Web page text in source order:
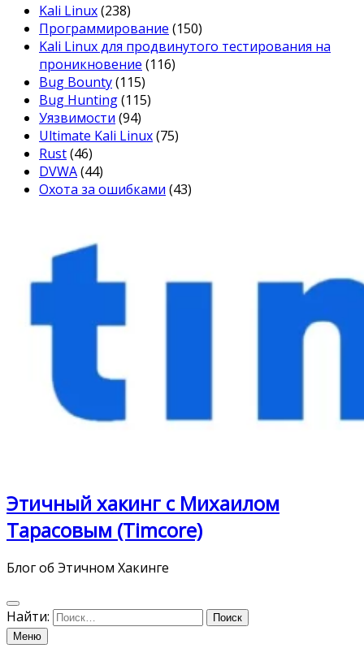
Kali Linux(238)
Программирование (150)
Kali Linux для продвинутого тестирования на
проникновение (116)
Bug Bounty(115)
Bug Hunting(115)
Уязвимости (94)
Ultimate Kali Linux(75)
Rust(46)
DVWA(44)
Охота за ошибками (43)
Этичный хакинг с Михаилом
Тарасовым (Timcore)
Блог об Этичном Хакинге
Найти:
Меню